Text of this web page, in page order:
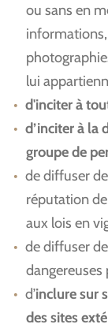
ou sans en
lui
d'inciter à
d’inciter à la
groupe de
de diffuser
réputation
aux lois en
de diffuser
dangereuses
d’inclure sur
des sites